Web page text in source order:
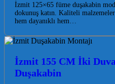
İzmit 125×65 füme duşakabin
dokunuş katın. Kaliteli
hem dayanıklı hem…
İzmit 155 CM İki
Duşakabin